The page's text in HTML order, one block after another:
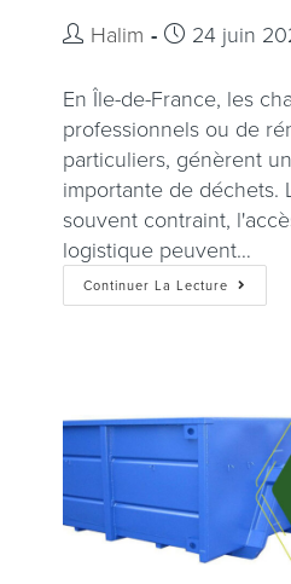
Halim 24 juin
En Île-de-France, les
professionnels ou de
particuliers, génèrent
importante de déchets.
souvent contraint,
logistique peuvent…
Continuer La Lecture